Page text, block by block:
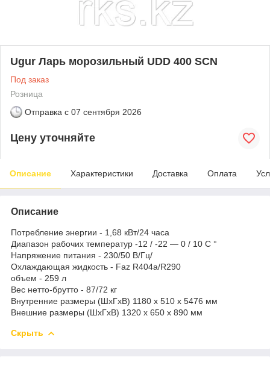
Ugur Ларь морозильный UDD 400 SCN
Под заказ
Розница
Отправка с 07 сентября 2026
Цену уточняйте
Описание Характеристики Доставка Оплата
Описание
Потребление энергии - 1,68 кВт/24 часа
Диапазон рабочих температур -12 / -22 — 0 / 10 C °
Напряжение питания - 230/50 В/Гц/
Охлаждающая жидкость - Faz R404a/R290
объем - 259 л
Вес нетто-брутто - 87/72 кг
Внутренние размеры (ШхГхВ) 1180 x 510 x 5476 мм
Внешние размеры (ШхГхВ) 1320 x 650 x 890 мм
Скрыть